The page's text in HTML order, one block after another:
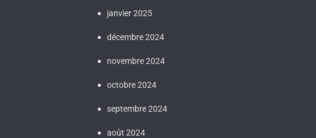
janvier 2025
décembre 2024
novembre 2024
octobre 2024
septembre 2024
août 2024